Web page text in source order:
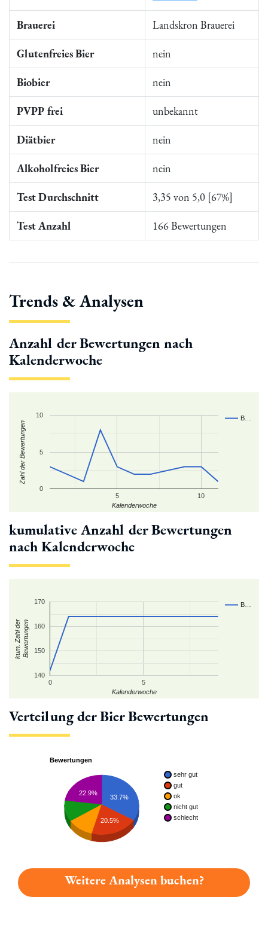
Brauerei Landskron Brauerei
Glutenfreies Bier nein
Biobier nein
PVPP frei unbekannt
Diätbier nein
Alkoholfreies Bier nein
Test Durchschnitt 3,35 von 5,0 [67%]
Test Anzahl 166 Bewertungen
Trends & Analysen
Anzahl der Bewertungen nach
Kalenderwoche
B…
5 10
0
5
10
Kalenderwoche
Zahl der Bewertungen
kumulative Anzahl der Bewertungen
nach Kalenderwoche
B…
0 5
140
150
160
170
Kalenderwoche
kum. Zahl derBewertungen
Verteilung der Bier Bewertungen
Bewertungen
sehr gut
gut
ok
nicht gut
schlecht
33.7%
22.9%
20.5%
Weitere Analysen buchen?